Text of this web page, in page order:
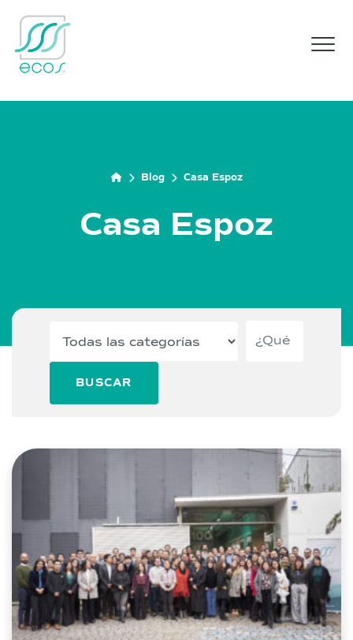
Blog Casa Espoz
Casa Espoz
BUSCAR